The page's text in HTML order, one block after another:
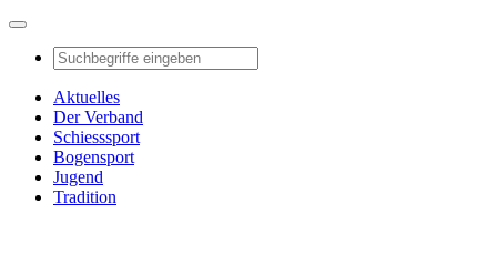
Aktuelles
Der Verband
Schiesssport
Bogensport
Jugend
Tradition